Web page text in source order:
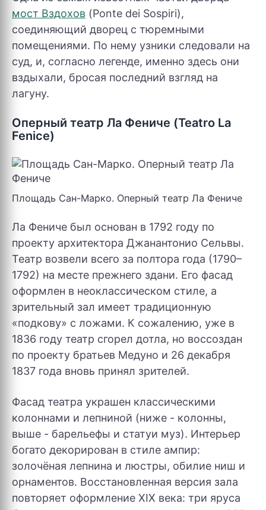
мост Вздохов (Ponte dei Sospiri),
соединяющий дворец с тюремными
помещениями. По нему узники следовали на
суд, и, согласно легенде, именно здесь они
вздыхали, бросая последний взгляд на
лагуну.
Оперный театр Ла Фениче (Teatro La
Fenice)
Площадь Сан-Марко. Оперный театр Ла Фениче
Ла Фениче был основан в 1792 году по
проекту архитектора Джанантонио Сельвы.
Театр возвели всего за полтора года (1790–
1792) на месте прежнего здани. Его фасад
оформлен в неоклассическом стиле, а
зрительный зал имеет традиционную
«подкову» с ложами. К сожалению, уже в
1836 году театр сгорел дотла, но воссоздан
по проекту братьев Медуно и 26 декабря
1837 года вновь принял зрителей.
Фасад театра украшен классическими
колоннами и лепниной (ниже - колонны,
выше - барельефы и статуи муз). Интерьер
богато декорирован в стиле ампир:
золочёная лепнина и люстры, обилие ниш и
орнаментов. Восстановленная версия зала
повторяет оформление XIX века: три яруса